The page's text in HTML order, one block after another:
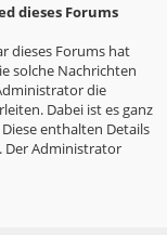
dieses Forums
dieses Forums hat
solche Nachrichten
die
Dabei ist es ganz
enthalten Details
Der Administrator